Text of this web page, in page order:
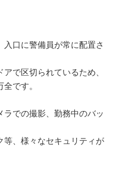
口に警備員が常に配置さ
で区切られているため、
です。
ラでの撮影、勤務中のバッ
等、様々なセキュリティが